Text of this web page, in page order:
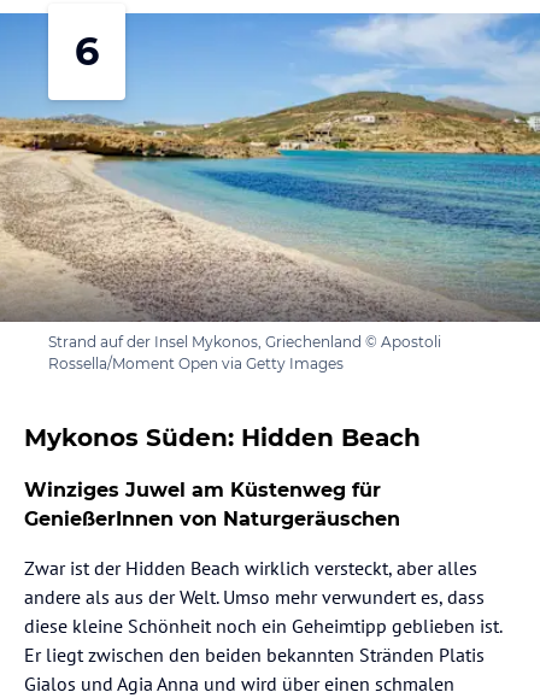
6
Strand auf der Insel Mykonos, Griechenland © Apostoli
Rossella/Moment Open via Getty Images
Mykonos Süden: Hidden Beach
Winziges Juwel am Küstenweg für
GenießerInnen von Naturgeräuschen
Zwar ist der Hidden Beach wirklich versteckt, aber alles
andere als aus der Welt. Umso mehr verwundert es, dass
diese kleine Schönheit noch ein Geheimtipp geblieben ist.
Er liegt zwischen den beiden bekannten Stränden Platis
Gialos und Agia Anna und wird über einen schmalen